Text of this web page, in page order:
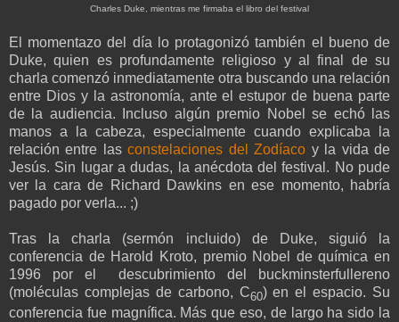
Charles Duke, mientras me firmaba el libro del festival
El momentazo del día lo protagonizó también el bueno de
Duke, quien es profundamente religioso y al final de su
charla comenzó inmediatamente otra buscando una relación
entre Dios y la astronomía, ante el estupor de buena parte
de la audiencia. Incluso algún premio Nobel se echó las
manos a la cabeza, especialmente cuando explicaba la
relación entre lasconstelaciones del Zodíaco y la vida de
Jesús. Sin lugar a dudas, la anécdota del festival. No pude
ver la cara de Richard Dawkins en ese momento, habría
pagado por verla... ;)
Tras la charla (sermón incluido) de Duke, siguió la
conferencia de Harold Kroto, premio Nobel de química en
1996 por el descubrimiento del buckminsterfullereno
(moléculas complejas de carbono, C60) en el espacio. Su
conferencia fue magnífica. Más que eso, de largo ha sido la